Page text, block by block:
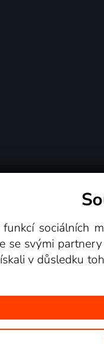
sociálních
se svými
v důsledku